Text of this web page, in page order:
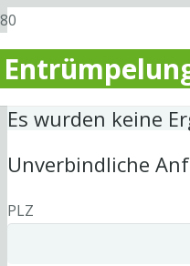
Es wurden keine
Unverbindliche
PLZ